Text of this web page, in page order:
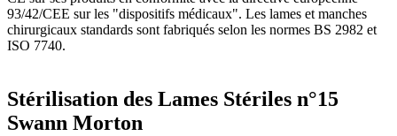
93/42/CEE sur les "dispositifs médicaux". Les lames et manches
chirurgicaux standards sont fabriqués selon les normes BS 2982 et
ISO 7740.
Stérilisation des Lames Stériles n°15
Swann Morton